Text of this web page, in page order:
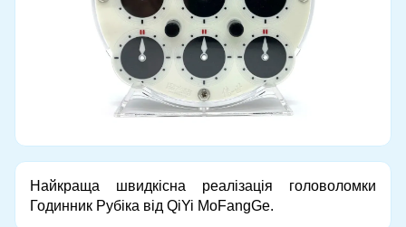
Найкраща швидкісна реалізація головоломки
Годинник Рубіка від QiYi MoFangGe.